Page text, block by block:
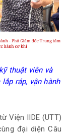
thuật viên và
ráp, vận hành
Viện IIDE (UTT)
đại diện Câu